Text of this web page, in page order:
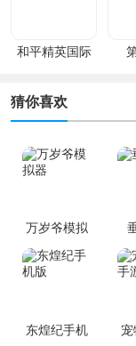
和平精英国际
猜你喜欢
万岁爷模拟
器
东煌纪手机